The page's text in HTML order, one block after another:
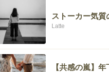
ストーカー気
Latte
【共感の嵐】